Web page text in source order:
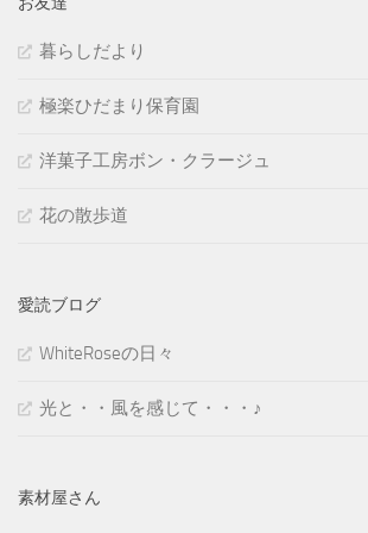
暮らしだより
極楽ひだまり保育園
洋菓子工房ボン・クラージュ
花の散歩道
愛読ブログ
WhiteRoseの日々
光と・・風を感じて・・・♪
素材屋さん